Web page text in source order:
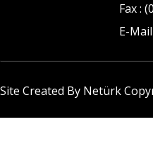
Fax :
E-
Site Created By Netürk